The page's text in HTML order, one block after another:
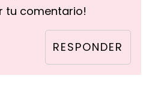
tu comentario!
RESPONDER